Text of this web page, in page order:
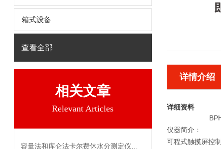
箱式设备
查看全部
相关文章
Relevant Articles
详情介绍
详细资料
仪器简介：
可程式触摸屏控